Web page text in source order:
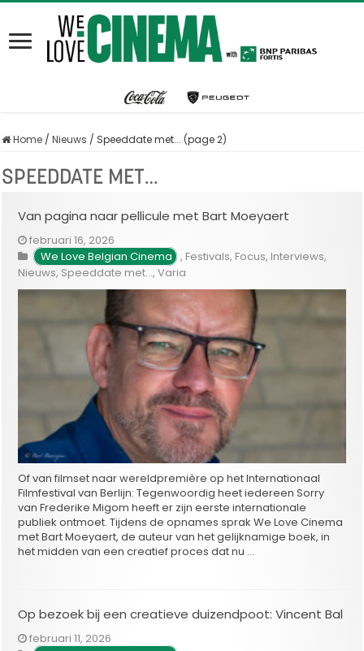
Home / Nieuws / Speeddate met... (page 2)
SPEEDDATE MET…
Van pagina naar pellicule met Bart Moeyaert
februari 16, 2026
We Love Belgian Cinema , Festivals, Focus, Interviews,
Nieuws, Speeddate met...,Varia
Of van filmset naar wereldpremière op het Internationaal
Filmfestival van Berlijn: Tegenwoordig heet iedereen Sorry
van Frederike Migom heeft er zijn eerste internationale
publiek ontmoet. Tijdens de opnames sprak We Love Cinema
met Bart Moeyaert, de auteur van het gelijknamige boek, in
het midden van een creatief proces dat nu …
Op bezoek bij een creatieve duizendpoot: Vincent Bal
februari 11, 2026